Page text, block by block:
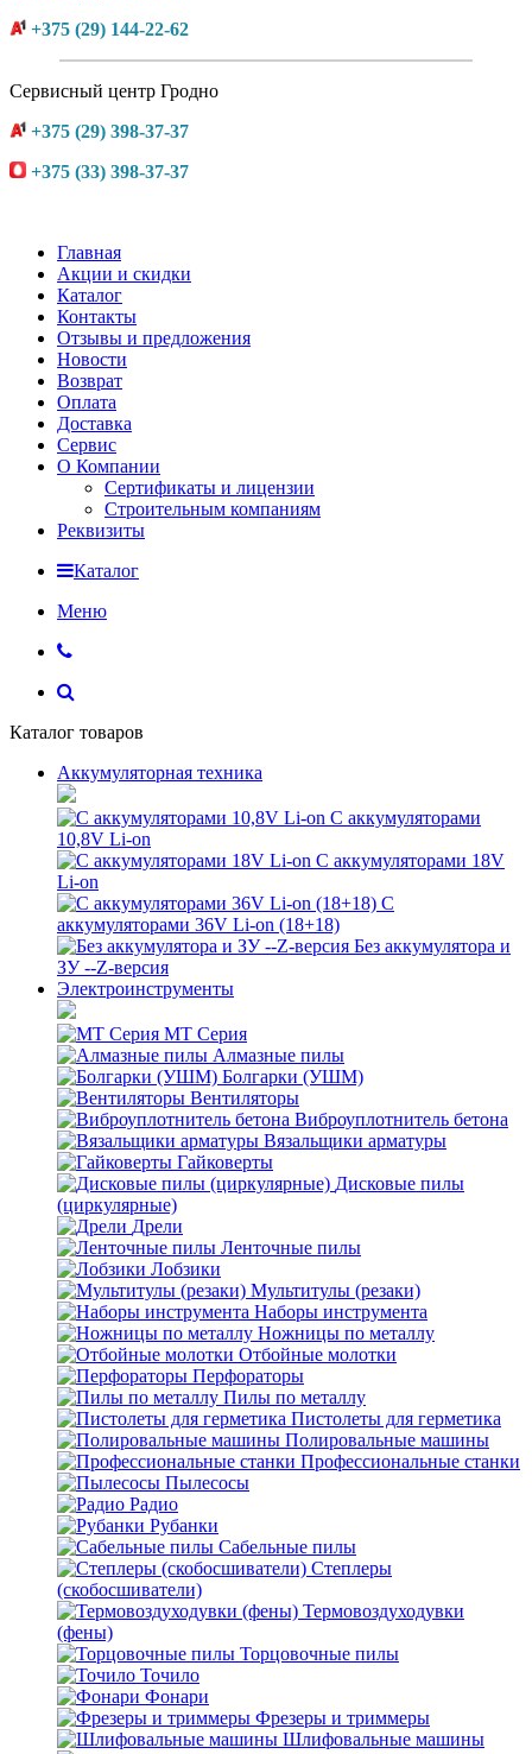
+375 (29) 144-22-62
Сервисный центр Гродно
+375 (29) 398-37-37
+375 (33) 398-37-37
Главная
Акции и скидки
Каталог
Контакты
Отзывы и предложения
Новости
Возврат
Оплата
Доставка
Сервис
О Компании
Сертификаты и лицензии
Строительным компаниям
Реквизиты
Каталог
Меню
Каталог товаров
Аккумуляторная техника
С аккумуляторами
10,8V Li-on
С аккумуляторами 18V
Li-on
С
аккумуляторами 36V Li-on (18+18)
Без аккумулятора и
ЗУ --Z-версия
Электроинструменты
MT Серия
Алмазные пилы
Болгарки (УШМ)
Вентиляторы
Виброуплотнитель бетона
Вязальщики арматуры
Гайковерты
Дисковые пилы
(циркулярные)
Дрели
Ленточные пилы
Лобзики
Мультитулы (резаки)
Наборы инструмента
Ножницы по металлу
Отбойные молотки
Перфораторы
Пилы по металлу
Пистолеты для герметика
Полировальные машины
Профессиональные станки
Пылесосы
Радио
Рубанки
Сабельные пилы
Степлеры
(скобосшиватели)
Термовоздуходувки
(фены)
Торцовочные пилы
Точило
Фонари
Фрезеры и триммеры
Шлифовальные машины